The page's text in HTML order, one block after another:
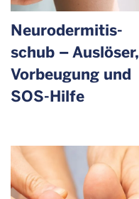
Neurodermitis­
schub – Auslöser,
Vorbeugung und
SOS-Hilfe